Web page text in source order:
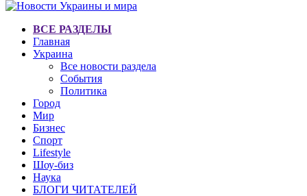
ВСЕ РАЗДЕЛЫ
Главная
Украина
Все новости раздела
События
Политика
Город
Мир
Бизнес
Спорт
Lifestyle
Шоу-биз
Наука
БЛОГИ ЧИТАТЕЛЕЙ